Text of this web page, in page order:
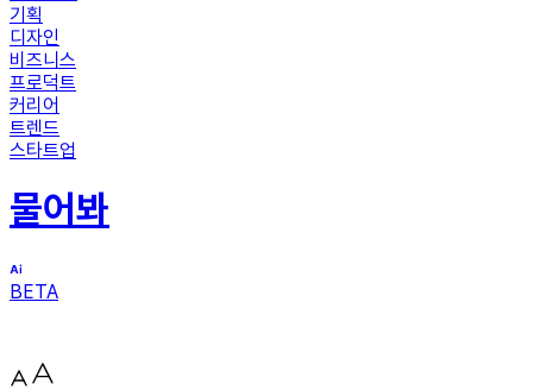
기획
디자인
비즈니스
프로덕트
커리어
트렌드
스타트업
물어봐
BETA